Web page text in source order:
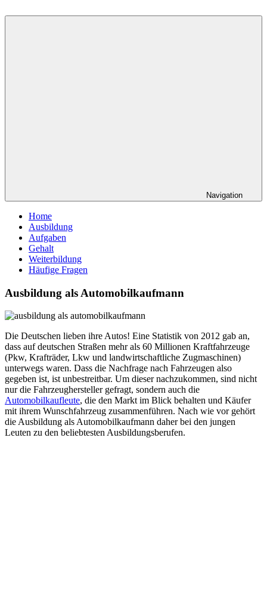
Navigation
Home
Ausbildung
Aufgaben
Gehalt
Weiterbildung
Häufige Fragen
Ausbildung als Automobilkaufmann
Die Deutschen lieben ihre Autos! Eine Statistik von 2012 gab an,
dass auf deutschen Straßen mehr als 60 Millionen Kraftfahrzeuge
(Pkw, Krafträder, Lkw und landwirtschaftliche Zugmaschinen)
unterwegs waren. Dass die Nachfrage nach Fahrzeugen also
gegeben ist, ist unbestreitbar. Um dieser nachzukommen, sind nicht
nur die Fahrzeughersteller gefragt, sondern auch die
Automobilkaufleute, die den Markt im Blick behalten und Käufer
mit ihrem Wunschfahrzeug zusammenführen. Nach wie vor gehört
die Ausbildung als Automobilkaufmann daher bei den jungen
Leuten zu den beliebtesten Ausbildungsberufen.